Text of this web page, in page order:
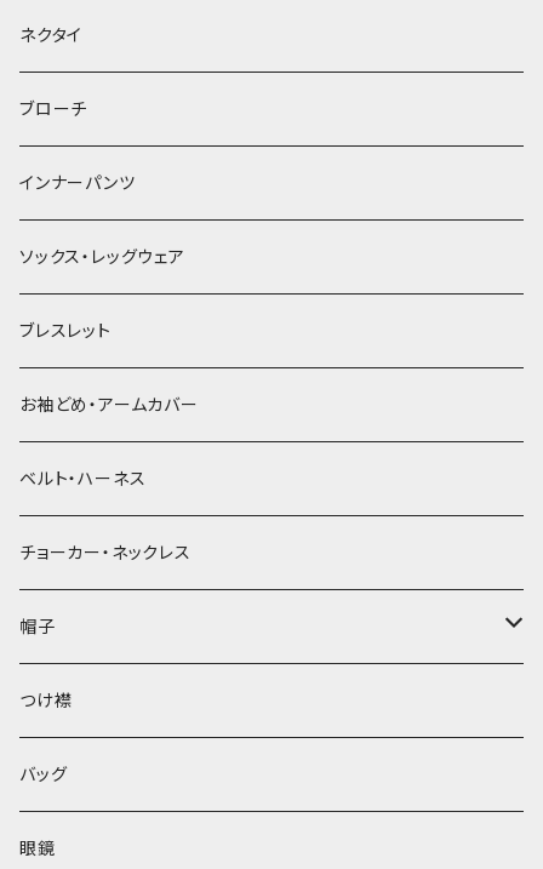
ヘッドドレス・カチューシャ
ヘアゴム
簪
ネクタイ
ブローチ
インナーパンツ
ソックス・レッグウェア
ブレスレット
お袖どめ・アームカバー
ベルト・ハーネス
チョーカー・ネックレス
帽子
ベレー帽
つけ襟
バッグ
眼鏡